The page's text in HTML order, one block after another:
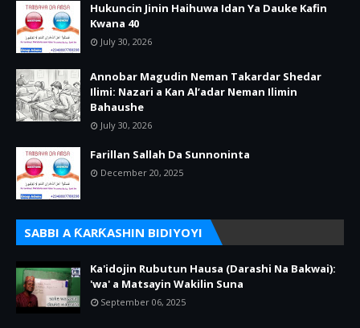
Hukuncin Jinin Haihuwa Idan Ya Dauke Kafin
Kwana 40
July 30, 2026
Annobar Magudin Neman Takardar Shedar
Ilimi: Nazari a Kan Al’adar Neman Ilimin
Bahaushe
July 30, 2026
Farillan Sallah Da Sunnoninta
December 20, 2025
SABBI A ƘARƘASHIN BIDIYOYI
Ka'idojin Rubutun Hausa (Darashi Na Bakwai):
'wa' a Matsayin Wakilin Suna
September 06, 2025